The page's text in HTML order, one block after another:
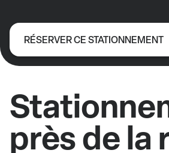
RÉSERVER CE STATIONNEMENT
près de la